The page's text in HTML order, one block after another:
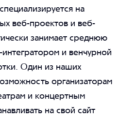
43
на
веб-проектов и веб-
занимает среднюю
и венчурной
Один из наших
организаторам
и концертным
на свой сайт